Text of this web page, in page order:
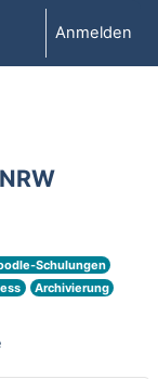
Anmelden
Schulungen
Archivierung